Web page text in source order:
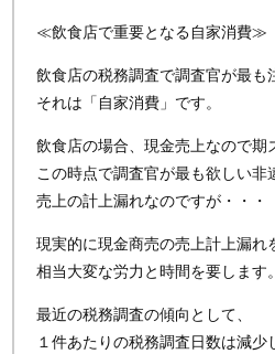
≪飲食店で重要となる自家消費≫
飲食店の税務調査で調査官が最も
それは「自家消費」です。
飲食店の場合、現金売上なので期
この時点で調査官が最も欲しい非
売上の計上漏れなのですが・・・
現実的に現金商売の売上計上漏れ
相当大変な労力と時間を要します。
最近の税務調査の傾向として、
１件あたりの税務調査日数は減少